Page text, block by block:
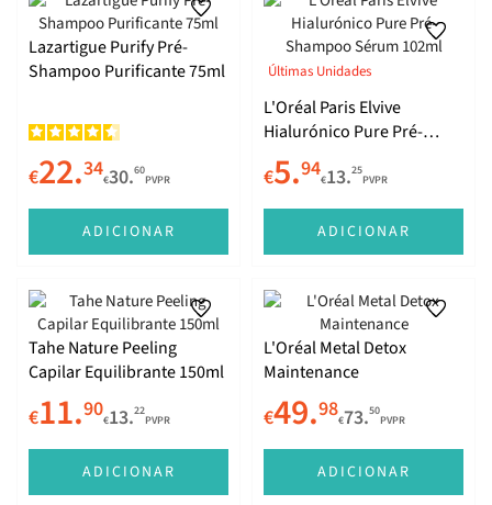
Lazartigue Purify Pré-
Shampoo Purificante 75ml
€22.34€30.60
PVPR
ADICIONAR
Últimas Unidades
L'Oréal Paris Elvive
Hialurónico Pure Pré-
Shampoo Sérum 102ml
€5.94€13.25
PVPR
ADICIONAR
Tahe Nature Peeling
Capilar Equilibrante 150ml
€11.90€13.22
PVPR
ADICIONAR
L'Oréal Metal Detox
Maintenance
€49.98€73.50
PVPR
ADICIONAR